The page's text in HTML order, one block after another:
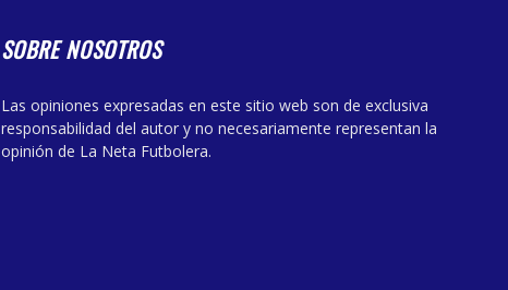
SOBRE NOSOTROS
Las opiniones expresadas en este sitio web son de exclusiva
responsabilidad del autor y no necesariamente representan la
opinión de La Neta Futbolera.